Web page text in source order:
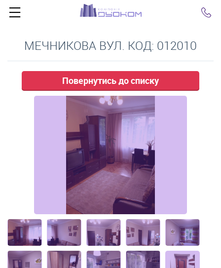
МЕЧНИКОВА ВУЛ. КОД: 012010
Повернутись до списку